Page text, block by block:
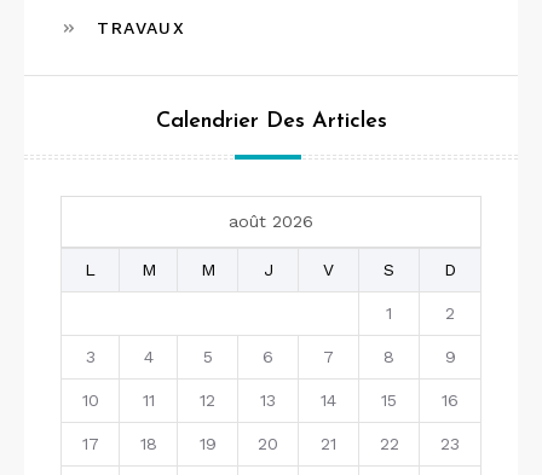
TRAVAUX
Calendrier Des Articles
août 2026
L M M J V S D
1 2
3 4 5 6 7 8 9
10 11 12 13 14 15 16
17 18 19 20 21 22 23